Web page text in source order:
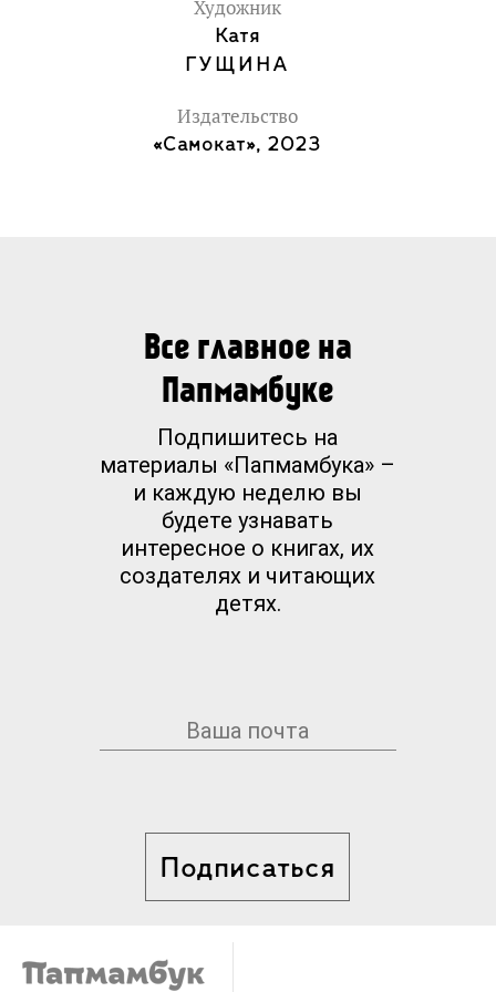
Для среднего и старшего школьного
Художник
Катя
ГУЩИНА
Издательство
«Самокат», 2023
Все главное на
Папмамбуке
Подпишитесь на
материалы «Папмамбука» –
и каждую неделю вы
будете узнавать
интересное о книгах, их
создателях и читающих
детях.
Подписаться